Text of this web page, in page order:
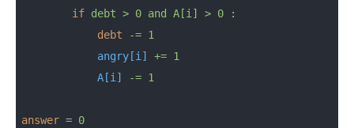
if debt > 0 and A[i] > 0 :
debt
-= 1
angry[i]
+= 1
A[i]
-= 1
answer = 0